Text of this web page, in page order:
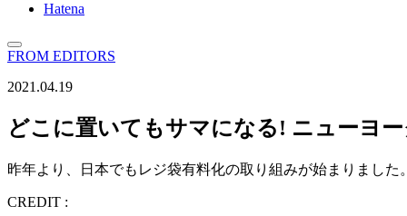
Hatena
FROM EDITORS
2021.04.19
どこに置いてもサマになる! ニューヨ
昨年より、日本でもレジ袋有料化の取り組みが始まりまし
CREDIT :